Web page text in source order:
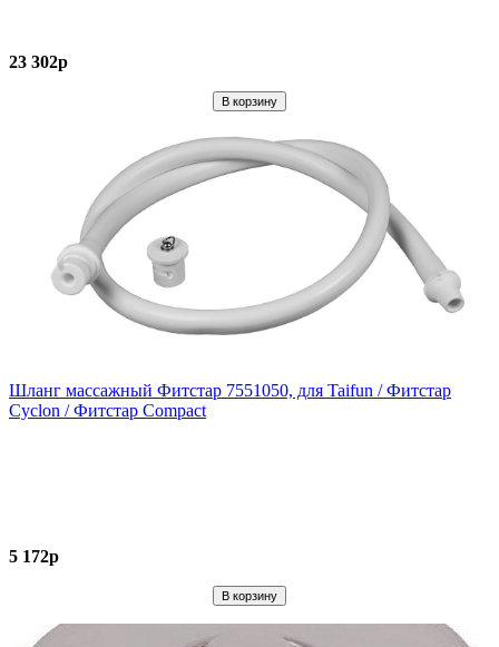
23 302р
Шланг массажный Фитстар 7551050, для Taifun / Фитстар
Cyclon / Фитстар Compact
5 172р